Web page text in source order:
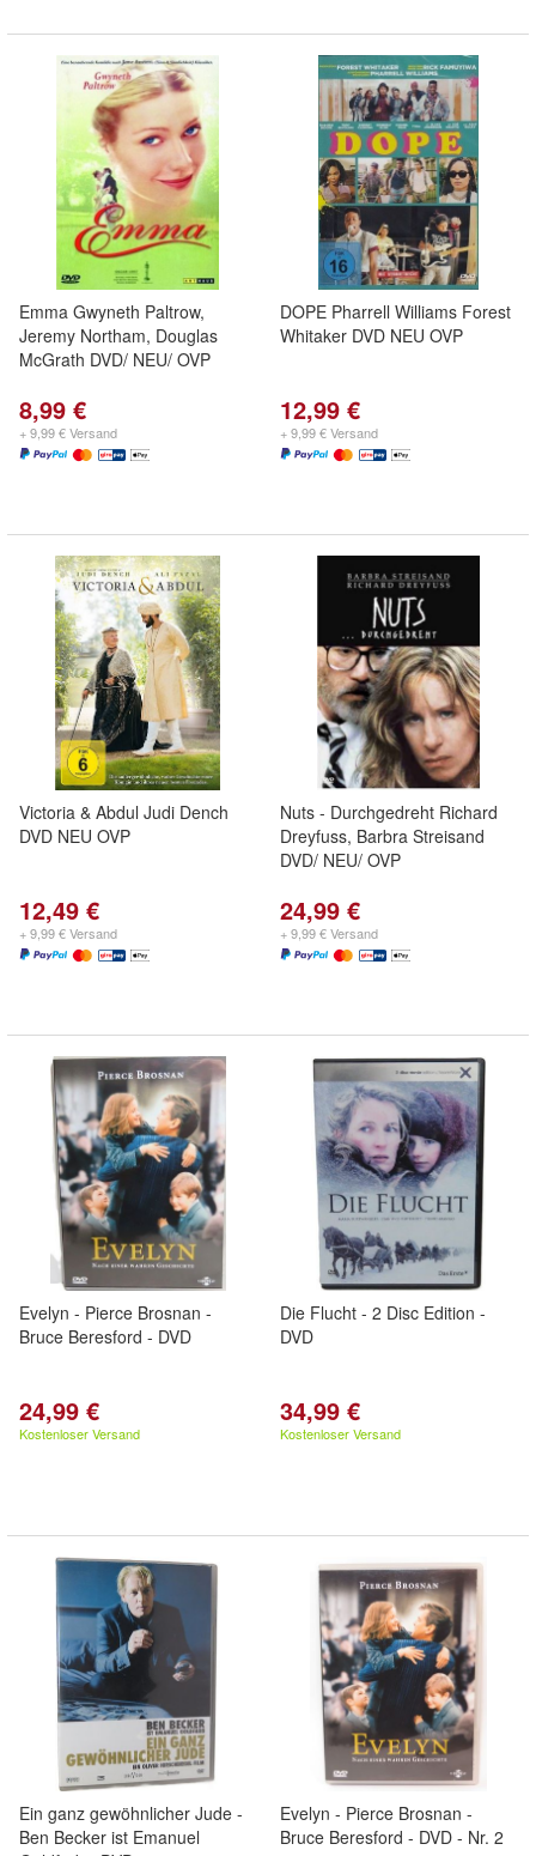
Emma Gwyneth Paltrow,
Jeremy Northam, Douglas
McGrath DVD/ NEU/ OVP
8,99 €
+ 9,99 € Versand
DOPE Pharrell Williams Forest
Whitaker DVD NEU OVP
12,99 €
+ 9,99 € Versand
Victoria & Abdul Judi Dench
DVD NEU OVP
12,49 €
+ 9,99 € Versand
Nuts - Durchgedreht Richard
Dreyfuss, Barbra Streisand
DVD/ NEU/ OVP
24,99 €
+ 9,99 € Versand
Evelyn - Pierce Brosnan -
Bruce Beresford - DVD
24,99 €
Kostenloser Versand
Die Flucht - 2 Disc Edition -
DVD
34,99 €
Kostenloser Versand
Ein ganz gewöhnlicher Jude -
Ben Becker ist Emanuel
Evelyn - Pierce Brosnan -
Bruce Beresford - DVD - Nr. 2